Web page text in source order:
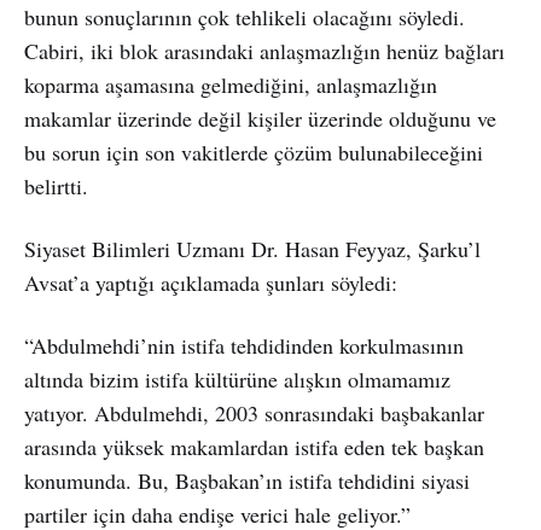
bunun sonuçlarının çok tehlikeli olacağını söyledi.
Cabiri, iki blok arasındaki anlaşmazlığın henüz bağları
koparma aşamasına gelmediğini, anlaşmazlığın
makamlar üzerinde değil kişiler üzerinde olduğunu ve
bu sorun için son vakitlerde çözüm bulunabileceğini
belirtti.
Siyaset Bilimleri Uzmanı Dr. Hasan Feyyaz, Şarku’l
Avsat’a yaptığı açıklamada şunları söyledi:
“Abdulmehdi’nin istifa tehdidinden korkulmasının
altında bizim istifa kültürüne alışkın olmamamız
yatıyor. Abdulmehdi, 2003 sonrasındaki başbakanlar
arasında yüksek makamlardan istifa eden tek başkan
konumunda. Bu, Başbakan’ın istifa tehdidini siyasi
partiler için daha endişe verici hale geliyor.”